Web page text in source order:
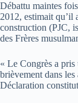
Débattu maintes
2012, estimait qu’il
construction (PJC,
des Frères
« Le Congrès a
brièvement dans
Déclaration